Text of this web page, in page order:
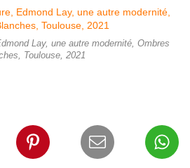
Lay, une autre modernité, Ombres
Toulouse, 2021